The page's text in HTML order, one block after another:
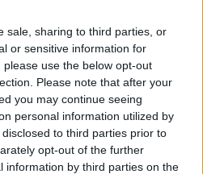
sale, sharing to third parties, or
or sensitive information for
use the below opt-out
Please note that after your
you may continue seeing
personal information utilized by
to third parties prior to
opt-out of the further
information by third parties on the
γαλάζιους
επιτελικό κράτος:
και άλλο η Βουλή